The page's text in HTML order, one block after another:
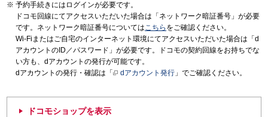
予約手続きにはログインが必要です。
ドコモ回線にてアクセスいただいた場合は「ネットワーク暗証番号」が必要
です。ネットワーク暗証番号についてはこちら をご確認ください。
Wi-Fiまたはご自宅のインターネット環境にてアクセスいただいた場合は「d
アカウントのID／パスワード」が必要です。ドコモの契約回線をお持ちでな
い方も、dアカウントの発行が可能です。
dアカウントの発行・確認は「
dアカウント発行 」でご確認ください。
ドコモショップを表示